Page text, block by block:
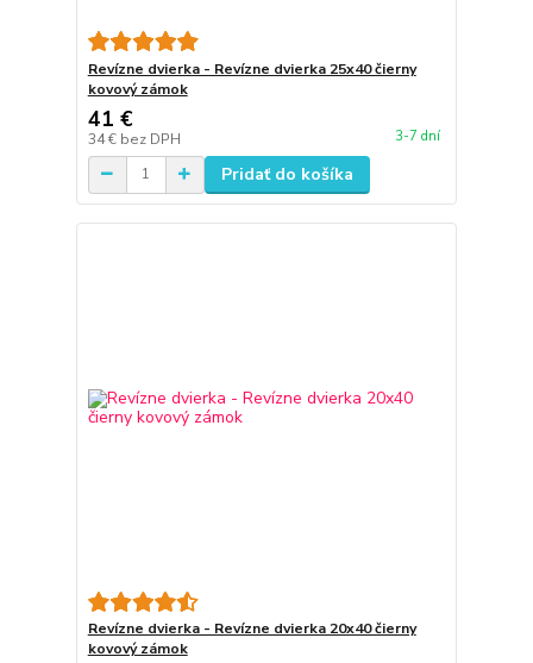
Revízne dvierka - Revízne dvierka 25x40 čierny
kovový zámok
41 €
34 € bez DPH 3-7 dní
Pridať do košíka
Revízne dvierka - Revízne dvierka 20x40 čierny
kovový zámok